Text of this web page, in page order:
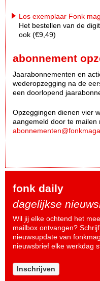
Los exemplaar Fonk
Het bestellen van de
ook (€9,49)
abonnement
Jaarabonnementen en
wederopzegging na de
een doorlopend
Opzeggingen dienen vier
aangemeld door te mailen
fonk daily
dagelijkse
Wil jij elke ochtend het
mailbox ontvangen?
nieuwsupdate van
nieuwsbrief elke werkdag
Inschrijven